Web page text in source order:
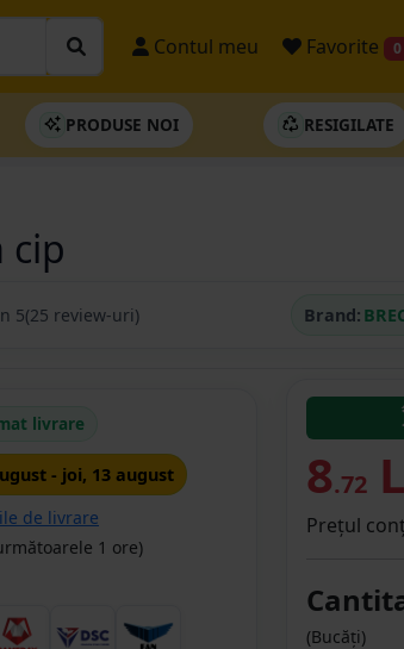
Contul meu Favorite 0
PRODUSE NOI RESIGILATE
cip
5(25 review-uri) Brand:
livrare
- joi, 13 august
de livrare
1 ore)
8.72
Prețul
(Bucăți)